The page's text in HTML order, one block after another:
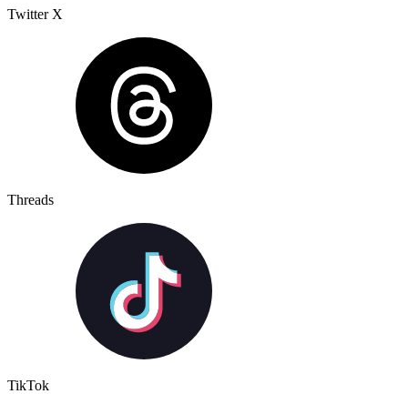
Twitter X
Threads
TikTok